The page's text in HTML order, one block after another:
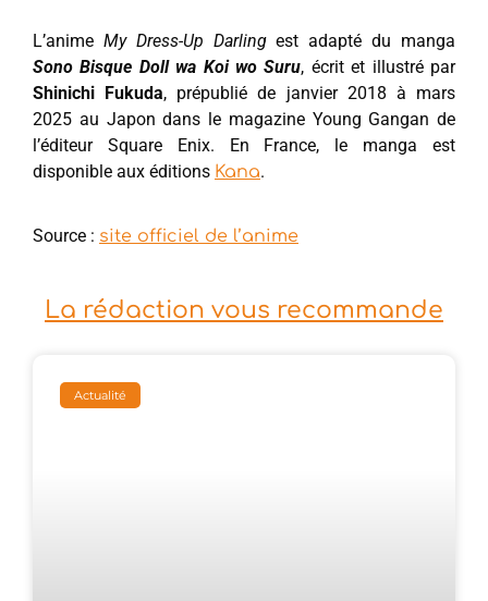
L’anime My Dress-Up Darlingest adapté du manga
Sono Bisque Doll wa Koi wo Suru, écrit et illustré par
Shinichi Fukuda, prépublié de janvier 2018 à mars
2025 au Japon dans le magazine Young Gangan de
l’éditeur Square Enix. En France, le manga est
disponible aux éditions Kana.
Source : site officiel de l’anime
La rédaction vous recommande
Actualité